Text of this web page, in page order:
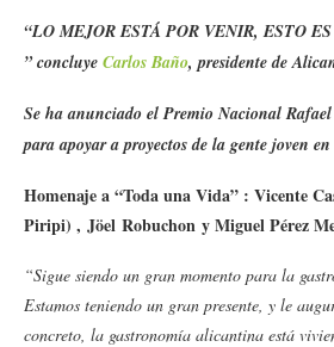
“LO MEJOR ESTÁ POR VENIR, ESTO
” concluye Carlos Baño, presidente de
Se ha anunciado el Premio Nacional
para apoyar a proyectos de la gente joven en
Homenaje a “Toda una Vida” : Vicente
Piripi) , Jöel Robuchon y Miguel Pérez
“Sigue siendo un gran momento para la
Estamos teniendo un gran presente, y le
concreto, la gastronomía alicantina está